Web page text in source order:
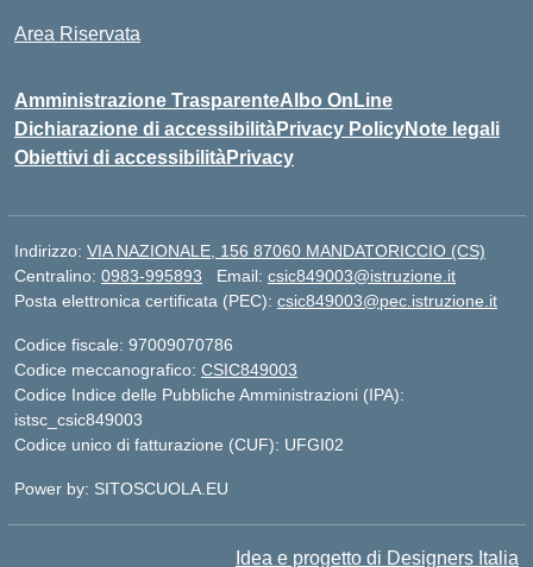
Area Riservata
Amministrazione TrasparenteAlbo OnLine
Dichiarazione di accessibilitàPrivacy PolicyNote legali
Obiettivi di accessibilitàPrivacy
Indirizzo: VIA NAZIONALE, 156 87060 MANDATORICCIO (CS)
Centralino: 0983-995893 Email: csic849003@istruzione.it
Posta elettronica certificata (PEC): csic849003@pec.istruzione.it
Codice fiscale: 97009070786
Codice meccanografico: CSIC849003
Codice Indice delle Pubbliche Amministrazioni (IPA):
istsc_csic849003
Codice unico di fatturazione (CUF): UFGI02
Power by: SITOSCUOLA.EU
Idea e progetto di Designers Italia